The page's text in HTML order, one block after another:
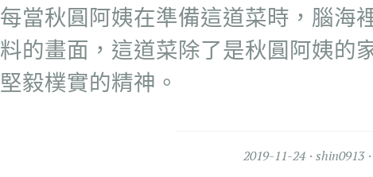
每當秋圓阿姨在準備這道菜時，腦海
料的畫面，這道菜除了是秋圓阿姨的
堅毅樸實的精神。
2019-11-24 shin0913